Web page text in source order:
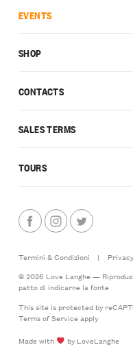
CONTACTS
SALES TERMS
TOURS
EVENTS
SHOP
Termini & Condizioni |
Privacy
© 2026 Love Langhe —
patto di indicarne la fonte
This site is protected by
Terms of Serviceapply
Made with
by LoveLanghe